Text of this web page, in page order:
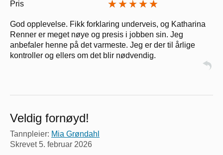
Pris
God opplevelse. Fikk forklaring underveis, og Katharina
Renner er meget nøye og presis i jobben sin. Jeg
anbefaler henne på det varmeste. Jeg er der til årlige
kontroller og ellers om det blir nødvendig.
Veldig fornøyd!
Tannpleier: Mia Grøndahl
Skrevet 5. februar 2026